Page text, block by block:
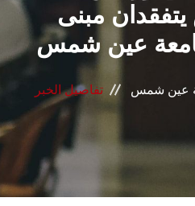
البحث العلمي
المراكز والوحدات
الأنظمة الذكية
مبنى
عين شمس
عين شمس تفاصيل الخبر